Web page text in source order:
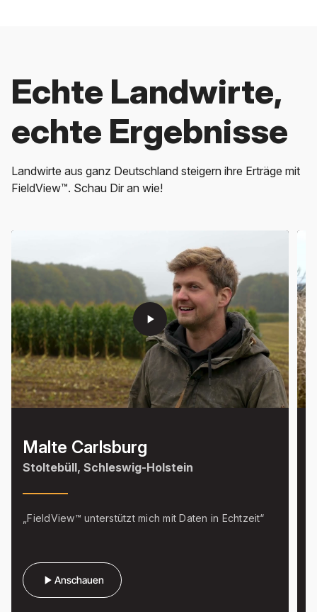
Echte Landwirte,
echte Ergebnisse
Landwirte aus ganz Deutschland steigern ihre Erträge mit
FieldView™. Schau Dir an wie!
Malte Carlsburg
Stoltebüll, Schleswig-Holstein
„FieldView™ unterstützt mich mit Daten in Echtzeit“
Anschauen
play_arrow
play_arrow